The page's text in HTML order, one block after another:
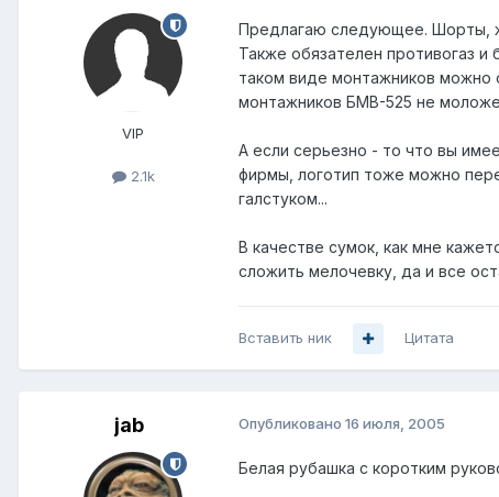
VIP
2.1k
Предлагаю следующее. Шорты,
Также обязателен противогаз
таком виде монтажников можно
монтажников БМВ-525 не
А если серьезно - то что вы
фирмы, логотип тоже можно
галстуком...
В качестве сумок, как мне
сложить мелочевку, да и все
Вставить ник Цитата
jab Опубликовано 16 июля, 2005
Белая рубашка с коротким